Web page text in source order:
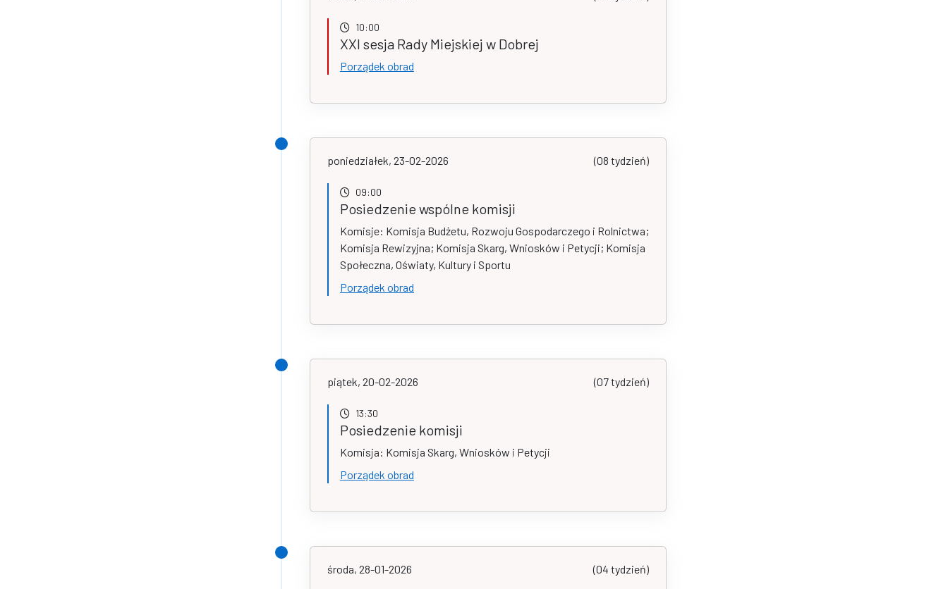
10:00
XXI sesja Rady Miejskiej w Dobrej
Porządek obrad
poniedziałek, 23-02-2026 (08 tydzień)
09:00
Posiedzenie wspólne komisji
Komisje: Komisja Budżetu, Rozwoju Gospodarczego i Rolnictwa;
Komisja Rewizyjna; Komisja Skarg, Wniosków i Petycji; Komisja
Społeczna, Oświaty, Kultury i Sportu
Porządek obrad
piątek, 20-02-2026 (07 tydzień)
13:30
Posiedzenie komisji
Komisja: Komisja Skarg, Wniosków i Petycji
Porządek obrad
środa, 28-01-2026 (04 tydzień)